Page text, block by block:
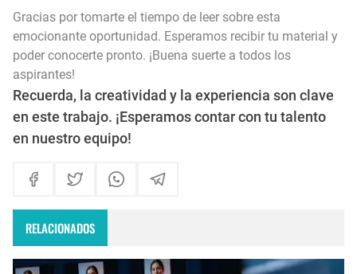
Gracias por tomarte el tiempo de leer sobre esta
emocionante oportunidad. Esperamos recibir tu material y
poder conocerte pronto. ¡Buena suerte a todos los
aspirantes!
Recuerda, la creatividad y la experiencia son clave
en este trabajo. ¡Esperamos contar con tu talento
en nuestro equipo!
RELACIONADOS